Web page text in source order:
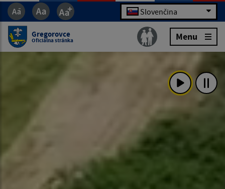
Slovenčina
Gregorovce
Oficiálna stránka Menu